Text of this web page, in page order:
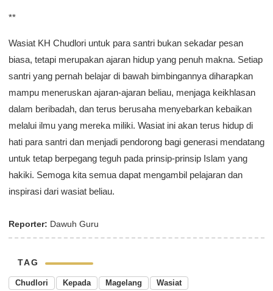
**
Wasiat KH Chudlori untuk para santri bukan sekadar pesan
biasa, tetapi merupakan ajaran hidup yang penuh makna. Setiap
santri yang pernah belajar di bawah bimbingannya diharapkan
mampu meneruskan ajaran-ajaran beliau, menjaga keikhlasan
dalam beribadah, dan terus berusaha menyebarkan kebaikan
melalui ilmu yang mereka miliki. Wasiat ini akan terus hidup di
hati para santri dan menjadi pendorong bagi generasi mendatang
untuk tetap berpegang teguh pada prinsip-prinsip Islam yang
hakiki. Semoga kita semua dapat mengambil pelajaran dan
inspirasi dari wasiat beliau.
Reporter: Dawuh Guru
TAG
Chudlori Kepada Magelang Wasiat